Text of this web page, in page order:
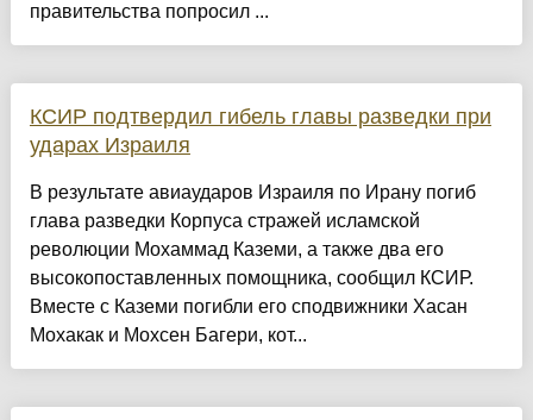
правительства попросил ...
КСИР подтвердил гибель главы разведки при
ударах Израиля
В результате авиаударов Израиля по Ирану погиб
глава разведки Корпуса стражей исламской
революции Мохаммад Каземи, а также два его
высокопоставленных помощника, сообщил КСИР.
Вместе с Каземи погибли его сподвижники Хасан
Мохакак и Мохсен Багери, кот...